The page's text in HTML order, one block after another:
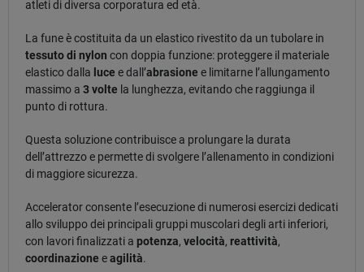
atleti di diversa corporatura ed età.
La fune è costituita da un elastico rivestito da un tubolare in
tessuto di nylon con doppia funzione: proteggere il materiale
elastico dalla luce e dall’abrasione e limitarne l’allungamento
massimo a 3 volte la lunghezza, evitando che raggiunga il
punto di rottura.
Questa soluzione contribuisce a prolungare la durata
dell’attrezzo e permette di svolgere l’allenamento in condizioni
di maggiore sicurezza.
Accelerator consente l’esecuzione di numerosi esercizi dedicati
allo sviluppo dei principali gruppi muscolari degli arti inferiori,
con lavori finalizzati a potenza, velocità, reattività,
coordinazione eagilità.